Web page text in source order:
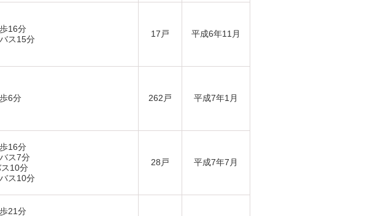
16分
ス15分
17戸 平成6年11月
6分 262戸 平成7年1月
16分
ス7分
10分
ス10分
28戸 平成7年7月
21分